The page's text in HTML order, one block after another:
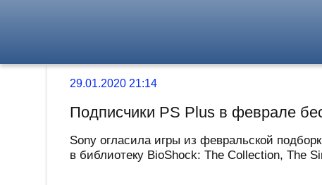
29.01.2020 21:14
Подписчики PS Plus в феврале
Sony огласила игры из февральской
в библиотеку BioShock: The Collection, The